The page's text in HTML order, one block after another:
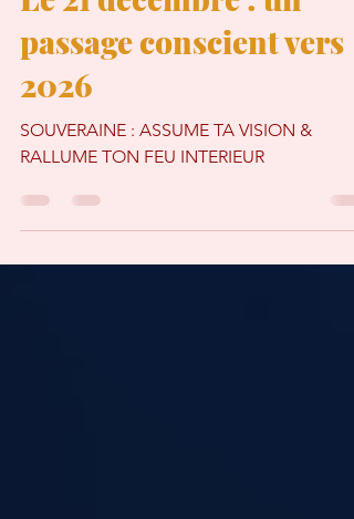
Magaly AZOR
5 min de lecture
Le 21 décembre : un
passage conscient vers
2026
SOUVERAINE : ASSUME TA VISION &
RALLUME TON FEU INTERIEUR